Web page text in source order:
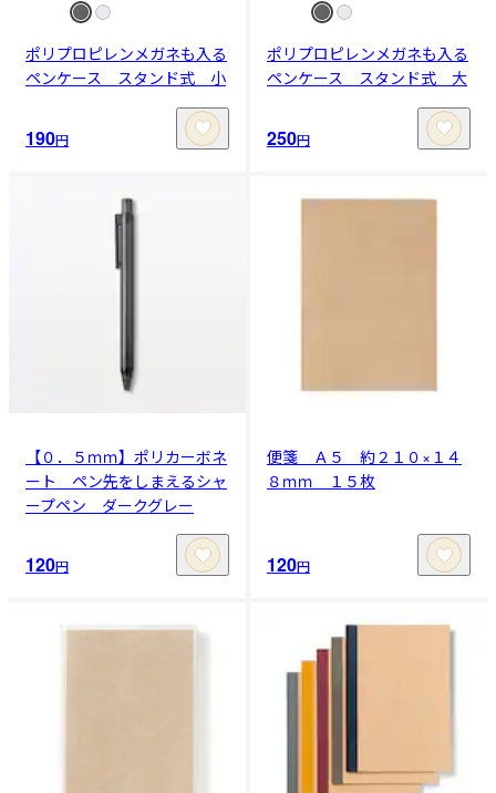
ポリプロピレンメガネも入る
ペンケース スタンド式 小
190円
ポリプロピレンメガネも入る
ペンケース スタンド式 大
250円
【０．５ｍｍ】ポリカーボネ
ート ペン先をしまえるシャ
ープペン ダークグレー
120円
便箋 Ａ５ 約２１０×１４
８ｍｍ １５枚
120円